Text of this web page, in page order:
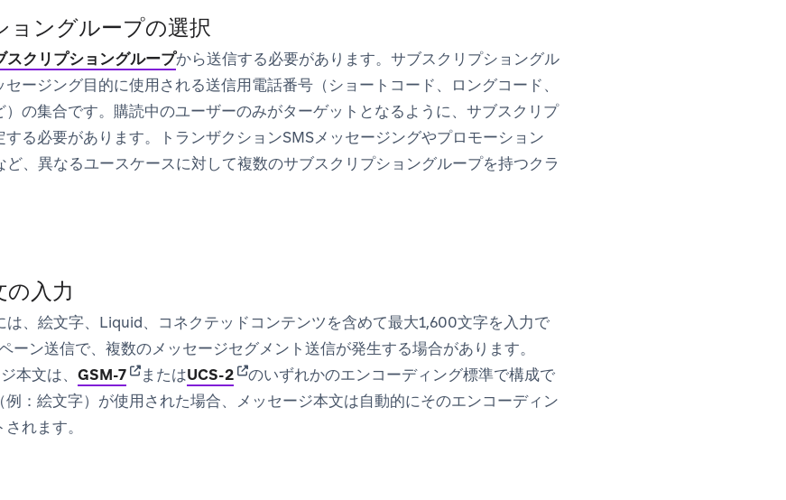
ョングループの選択
スクリプショングループから送信する必要があります。サブスクリプショングル
ージング目的に使用される送信用電話番号（ショートコード、ロングコード、
の集合です。購読中のユーザーのみがターゲットとなるように、サブスクリプ
する必要があります。トランザクションSMSメッセージングやプロモーション
ど、異なるユースケースに対して複数のサブスクリプショングループを持つクラ
の入力
は、絵文字、Liquid、コネクテッドコンテンツを含めて最大1,600文字を入力で
ーン送信で、複数のメッセージセグメント送信が発生する場合があります。
本文は、 GSM-7(opens in new tab)
またはUCS-2(opens in new tab)
のいずれかのエンコーディング標準で構成で
例：絵文字）が使用された場合、メッセージ本文は自動的にそのエンコーディン
れます。